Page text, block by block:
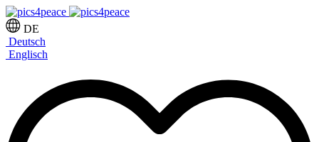
DE
Deutsch
Englisch